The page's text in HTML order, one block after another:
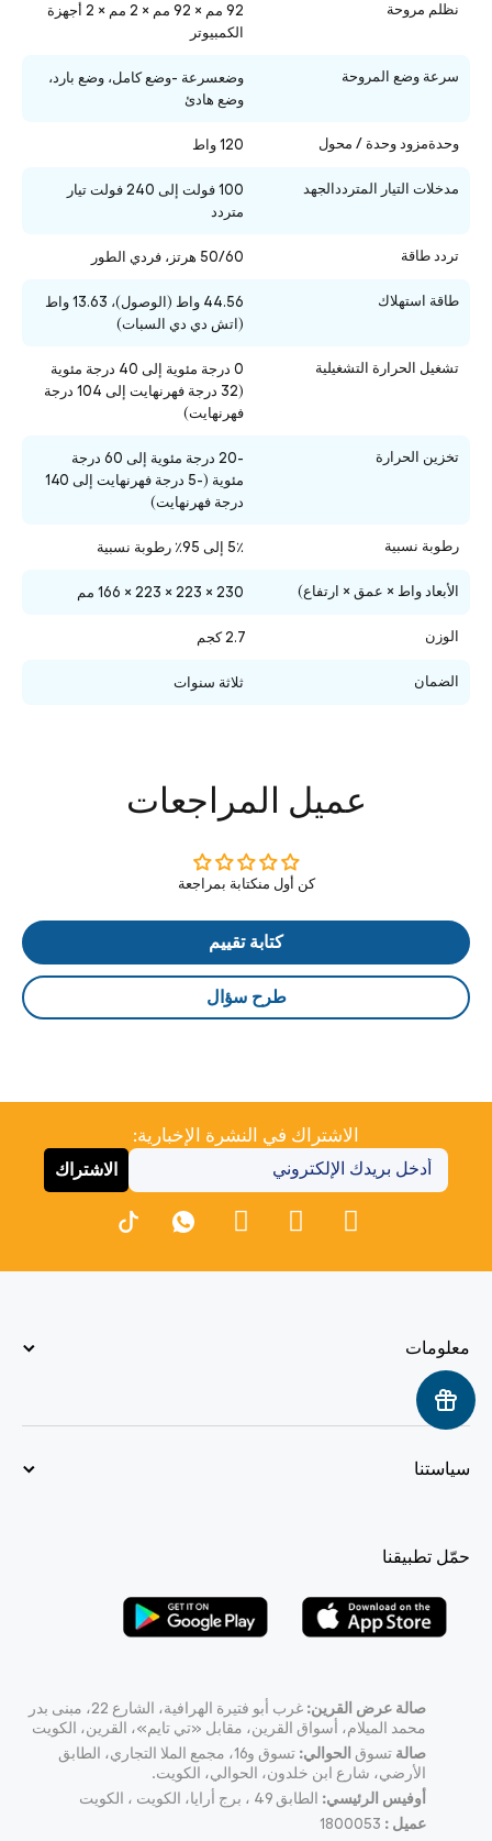
نظلم مروحة
92 مم × 92 مم × 2 مم × 2 أجهزة
الكمبيوتر
سرعة وضع المروحة
وضعسرعة -وضع كامل، وضع بارد،
وضع هادئ
وحدةمزود وحدة / محول 120 واط
مدخلات التيار المترددالجهد
100 فولت إلى 240 فولت تيار
متردد
تردد طاقة 50/60 هرتز، فردي الطور
طاقة استهلاك 44.56 واط (الوصول)،
13.63 واط
(اتش دي دي السبات)
تشغيل الحرارة التشغيلية
0 درجة مئوية إلى 40 درجة مئوية
(32 درجة فهرنهايت إلى 104 درجة
فهرنهايت)
تخزين الحرارة
-20 درجة مئوية إلى 60 درجة
مئوية (-5 درجة فهرنهايت إلى 140
درجة فهرنهايت)
رطوبة نسبية 5٪ إلى 95٪ رطوبة نسبية
الأبعاد واط × عمق × ارتفاع) 230 × 223 × 223 × 166 مم
الوزن 2.7 كجم
الضمان ثلاثة سنوات
عميل المراجعات
كن أول منكتابة بمراجعة
كتابة تقييم
طرح سؤال
الاشتراك في النشرة الإخبارية:
الاشتراك
معلومات
سياستنا
حمّل تطبيقنا
صالة عرض القرين:
غرب أبو فتيرة الهرافية، الشارع 22، مبنى بدر
محمد الميلام، أسواق القرين، مقابل «تي تايم»، القرين، الكويت
صالة تسوق الحوالي:
تسوق و16، مجمع الملا التجاري، الطابق
الأرضي، شارع ابن خلدون، الحوالي، الكويت.
أوفيس الرئيسي: الطابق 49 ، برج أرايا، الكويت ، الكويت
عميل : 1800053